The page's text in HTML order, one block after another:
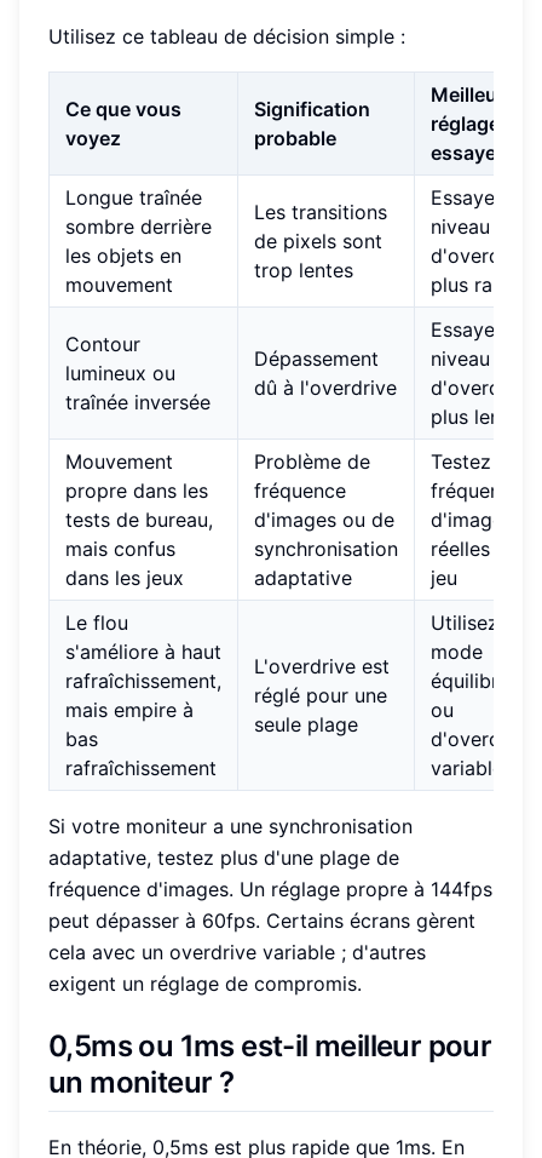
Utilisez ce tableau de décision simple :
Ce que vous
voyez
Signification
probable
Meilleur
réglage à
essayer
Longue traînée
sombre derrière
les objets en
mouvement
Les transitions
de pixels sont
trop lentes
Essayez un
niveau
d'overdrive
plus rapide
Contour
lumineux ou
traînée inversée
Dépassement
dû à l'overdrive
Essayez un
niveau
d'overdrive
plus lent
Mouvement
propre dans les
tests de bureau,
mais confus
dans les jeux
Problème de
fréquence
d'images ou de
synchronisation
adaptative
Testez aux
fréquences
d'images
réelles du
jeu
Le flou
s'améliore à haut
rafraîchissement,
mais empire à
bas
rafraîchissement
L'overdrive est
réglé pour une
seule plage
Utilisez un
mode
équilibré
ou
d'overdrive
variable
Si votre moniteur a une synchronisation
adaptative, testez plus d'une plage de
fréquence d'images. Un réglage propre à 144fps
peut dépasser à 60fps. Certains écrans gèrent
cela avec un overdrive variable ; d'autres
exigent un réglage de compromis.
0,5ms ou 1ms est-il meilleur pour
un moniteur ?
En théorie, 0,5ms est plus rapide que 1ms. En